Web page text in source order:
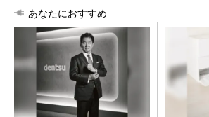
あなたにおすすめ